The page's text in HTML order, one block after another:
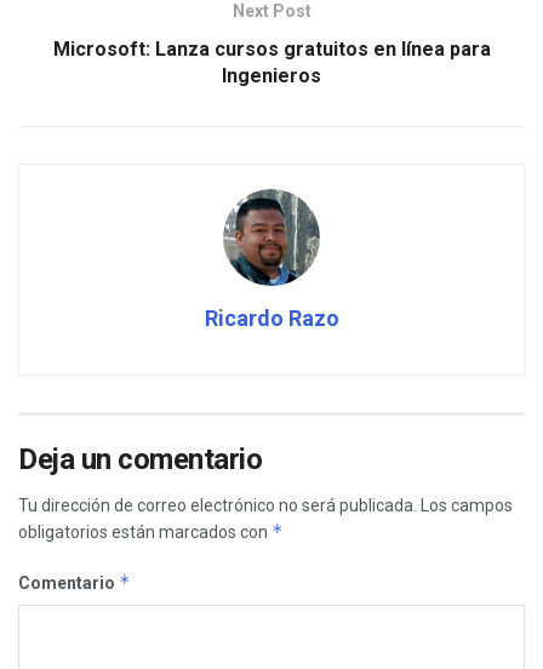
Next Post
Microsoft: Lanza cursos gratuitos en línea para
Ingenieros
Ricardo Razo
Deja un comentario
Tu dirección de correo electrónico no será publicada. Los campos
obligatorios están marcados con *
Comentario *